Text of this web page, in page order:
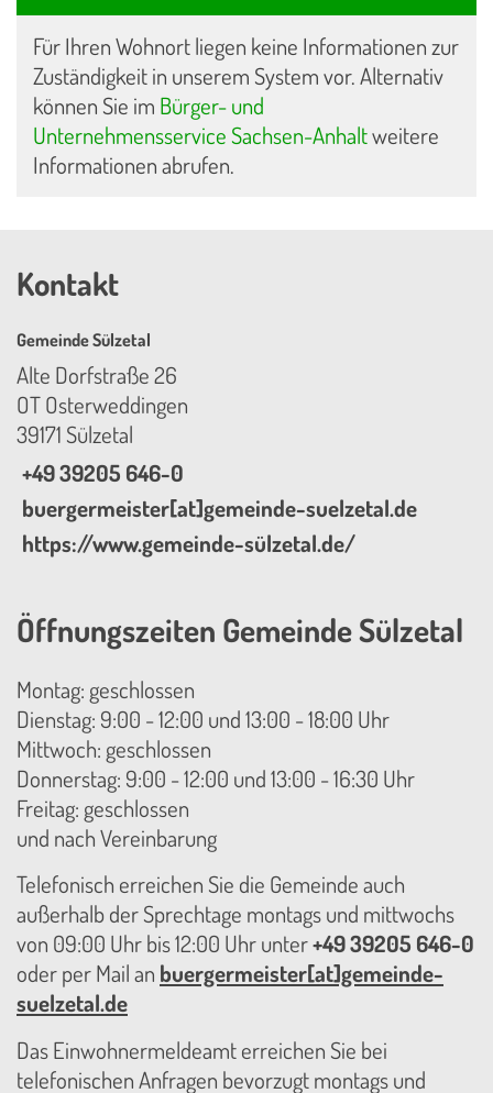
Für Ihren Wohnort liegen keine Informationen zur
Zuständigkeit in unserem System vor. Alternativ
können Sie im Bürger- und
Unternehmensservice Sachsen-Anhaltweitere
Informationen abrufen.
Kontakt
Gemeinde Sülzetal
Alte Dorfstraße 26
OT Osterweddingen
39171 Sülzetal
+49 39205 646-0
buergermeister[at]gemeinde-suelzetal.de
https://www.gemeinde-sülzetal.de/
Öffnungszeiten Gemeinde Sülzetal
Montag: geschlossen
Dienstag: 9:00 - 12:00 und 13:00 - 18:00 Uhr
Mittwoch: geschlossen
Donnerstag: 9:00 - 12:00 und 13:00 - 16:30 Uhr
Freitag: geschlossen
und nach Vereinbarung
Telefonisch erreichen Sie die Gemeinde auch
außerhalb der Sprechtage montags und mittwochs
von 09:00 Uhr bis 12:00 Uhr unter+49 39205 646-0
oder per Mail an buergermeister[at]gemeinde-
suelzetal.de
Das Einwohnermeldeamt erreichen Sie bei
telefonischen Anfragen bevorzugt montags und